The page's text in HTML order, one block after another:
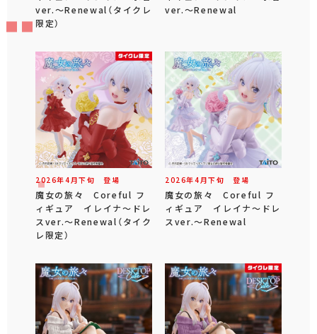
ver.～Renewal（タイクレ
限定）
ver.～Renewal
2026年4 月下旬 登場
魔女の旅々 Coreful フ
ィギュア イレイナ～ドレ
スver.～Renewal（タイク
レ限定）
2026年4 月下旬 登場
魔女の旅々 Coreful フ
ィギュア イレイナ～ドレ
スver.～Renewal